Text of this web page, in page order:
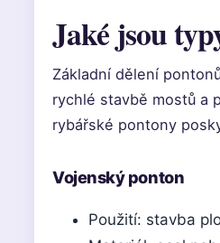
Jaké jsou
Základní dělení
rychlé stavbě mostů a
rybářské pontony
Vojenský ponton
Použití: stavba